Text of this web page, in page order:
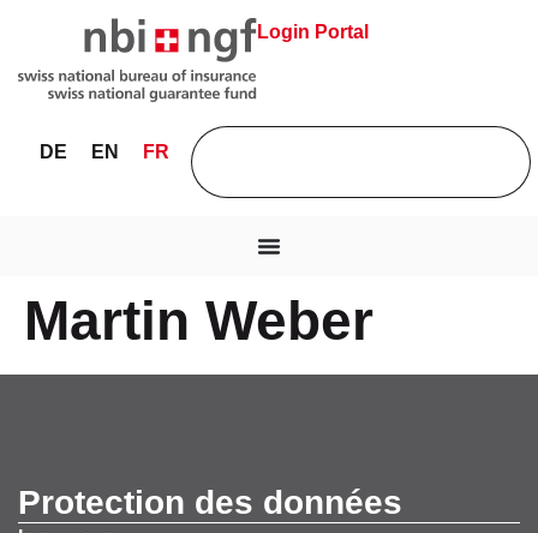
Login Portal
DE EN FR
Martin Weber
Protection des données